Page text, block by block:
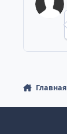
Главная